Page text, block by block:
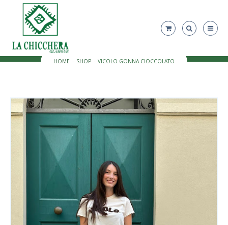
HOME SHOP VICOLO GONNA CIOCCOLATO